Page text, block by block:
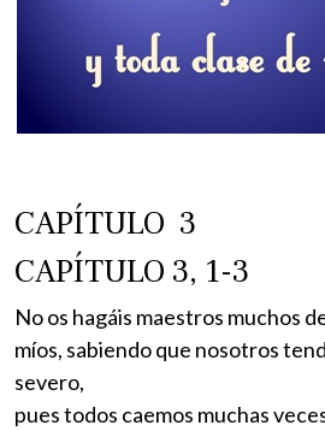
CAPÍTULO 3
CAPÍTULO 3, 1-3
No os hagáis maestros muchos
míos, sabiendo que nosotros
severo,
pues todos caemos muchas